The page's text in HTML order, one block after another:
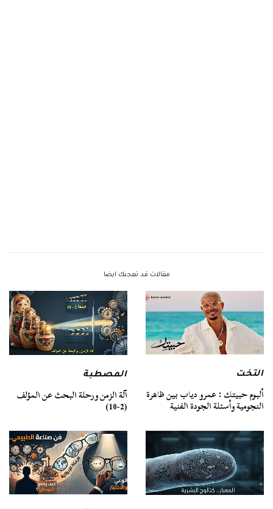
مقالات قد تعجبك ايضا
التخت
ألبوم حبيتك : عمرو دياب بين ظاهرة
النجومية وأسئلة الجودة الفنية
المصطبة
آلة الزمن ورحلة البحث عن المؤلف
(2-10)